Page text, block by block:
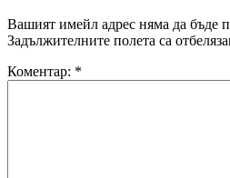
Вашият имейл адрес няма да бъде
Задължителните полета са
Коментар: *